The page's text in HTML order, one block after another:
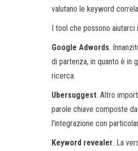
valutano le keyword
I tool che possono
Google Adwords.
di partenza, in quanto è in
ricerca.
Ubersuggest. Altro
parole chiave composte
l’integrazione con
Keyword revealer. La